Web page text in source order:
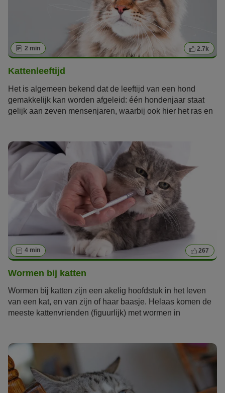
2 min 2.7k
Kattenleeftijd
Het is algemeen bekend dat de leeftijd van een hond
gemakkelijk kan worden afgeleid: één hondenjaar staat
gelijk aan zeven mensenjaren, waarbij ook hier het ras en
beschouwd als oudere katten? In dit artikel lees je alles
over kattenleeftijd.
4 min 267
Wormen bij katten
Wormen bij katten zijn een akelig hoofdstuk in het leven
van een kat, en van zijn of haar baasje. Helaas komen de
meeste kattenvrienden (figuurlijk) met wormen in
door verontreinigd voer.